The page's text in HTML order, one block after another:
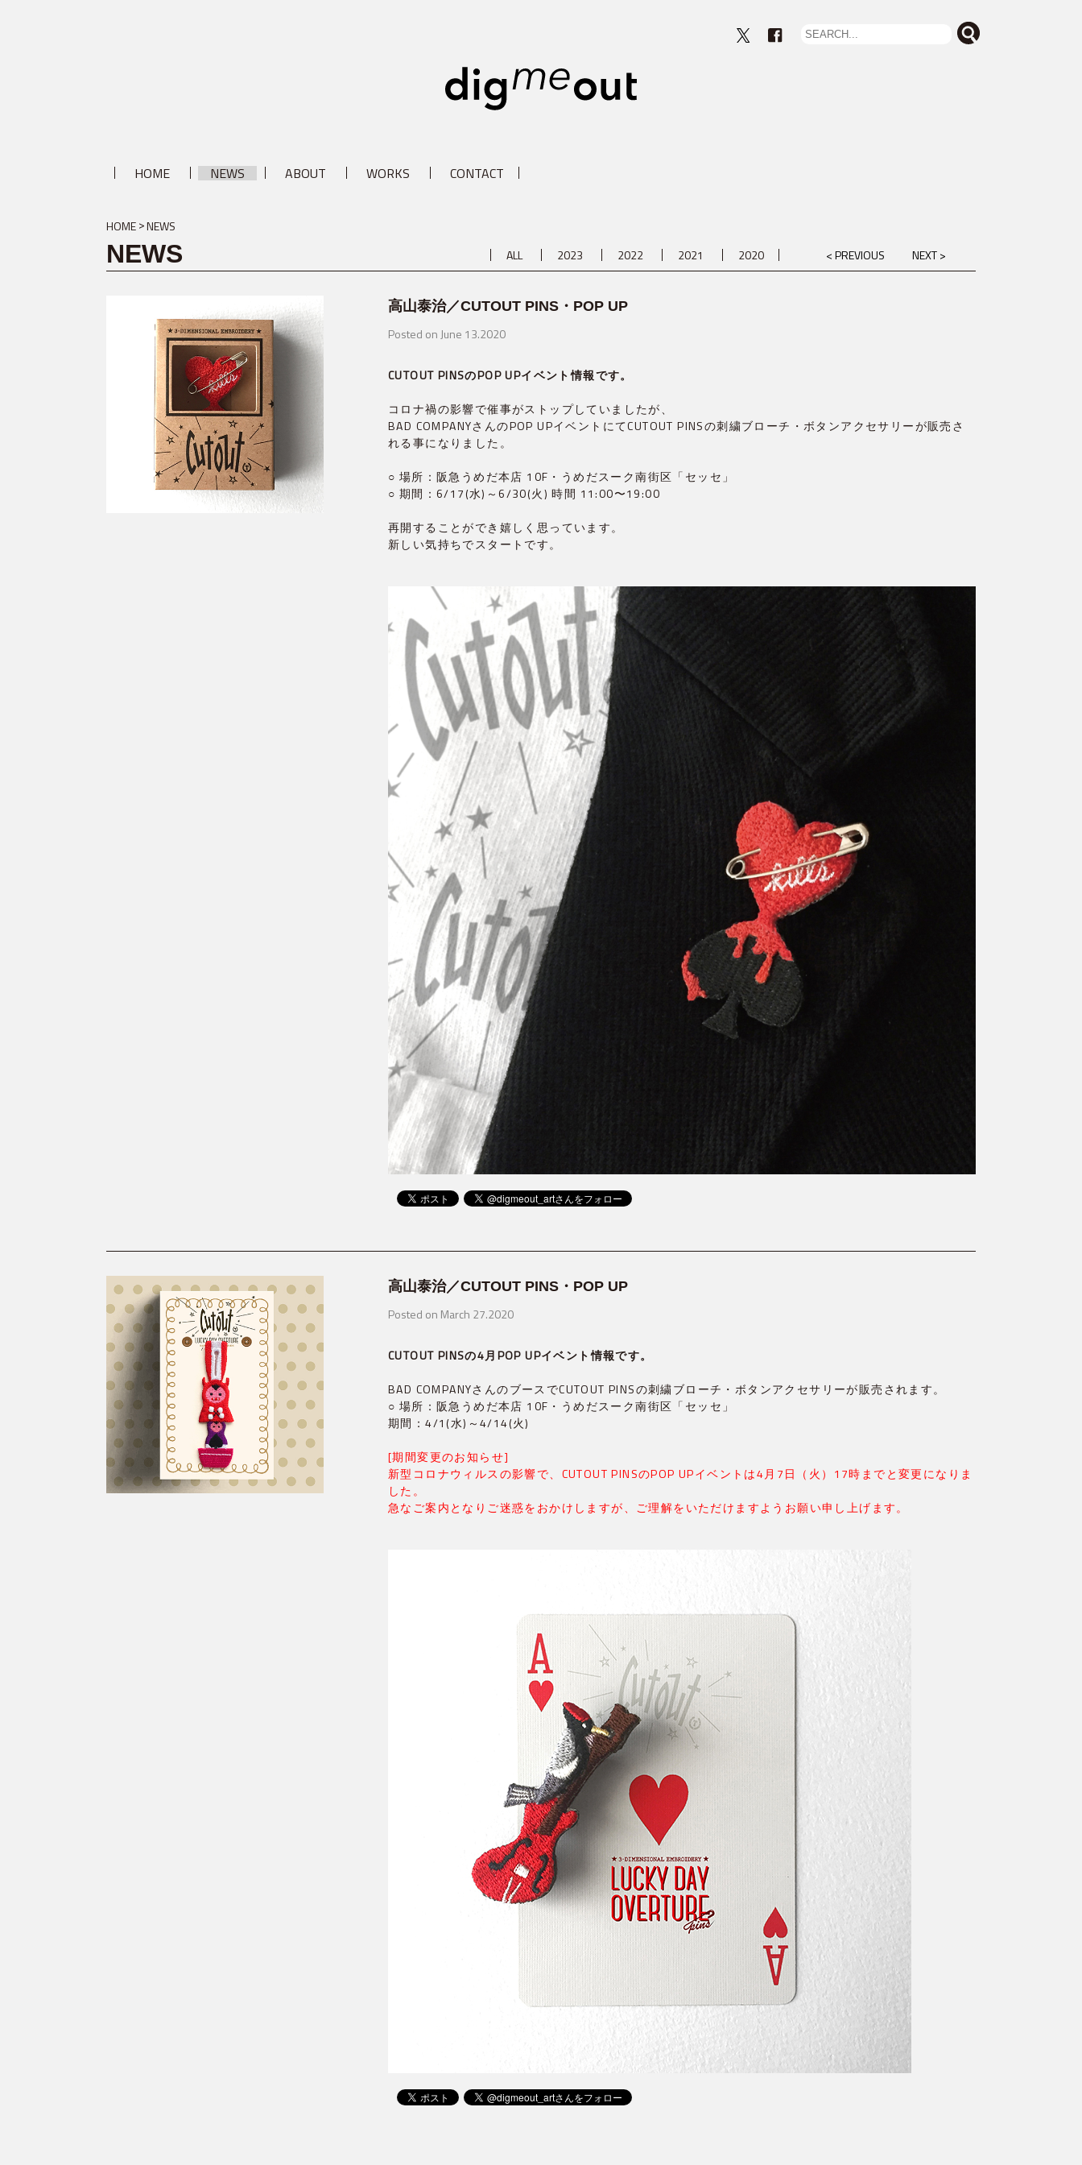
HOME NEWS ABOUT WORKS CONTACT
HOME NEWS
NEWS < PREVIOUS NEXT >
ALL 2023 2022 2021 2020
高山泰治／CUTOUT PINS・POP UP
Posted on June 13.2020
CUTOUT PINSのPOP UPイベント情報です。
コロナ禍の影響で催事がストップしていましたが、
BAD COMPANYさんのPOP UPイベントにてCUTOUT PINSの刺繍ブローチ・ボタンアクセサリーが販売さ
れる事になりました。
○ 場所：阪急うめだ本店 10F・うめだスーク南街区「セッセ」
○ 期間：6/17(水)～6/30(火) 時間 11:00〜19:00
再開することができ嬉しく思っています。
新しい気持ちでスタートです。
高山泰治／CUTOUT PINS・POP UP
Posted on March 27.2020
CUTOUT PINSの4月POP UPイベント情報です。
BAD COMPANYさんのブースでCUTOUT PINSの刺繍ブローチ・ボタンアクセサリーが販売されます。
○ 場所：阪急うめだ本店 10F・うめだスーク南街区「セッセ」
期間：4/1(水)～4/14(火)
[期間変更のお知らせ]
新型コロナウィルスの影響で、CUTOUT PINSのPOP UPイベントは4月7日（火）17時までと変更になりま
した。
急なご案内となりご迷惑をおかけしますが、ご理解をいただけますようお願い申し上げます。